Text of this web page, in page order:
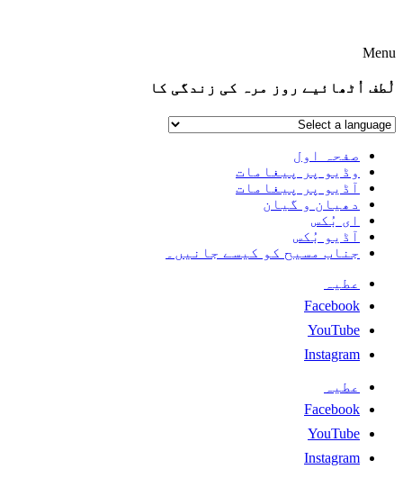
Menu
لُطف اُٹھائیے روز مرہ کی زندگی کا
صفحہ اول
وڈیو پر پیغامات
آڈیو پر پیغامات
دھیان و گیان
ای بُکس
آڈیو بُکس
جناب مسیح کو کیسے جانیں۔
عطیہ
Facebook
YouTube
Instagram
عطیہ
Facebook
YouTube
Instagram